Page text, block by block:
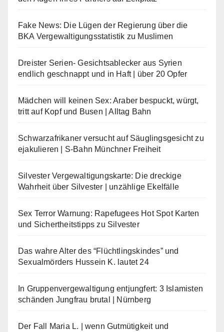
Fake News: Die Lügen der Regierung über die
BKA Vergewaltigungsstatistik zu Muslimen
Dreister Serien- Gesichtsablecker aus Syrien
endlich geschnappt und in Haft | über 20 Opfer
Mädchen will keinen Sex: Araber bespuckt, würgt,
tritt auf Kopf und Busen | Alltag Bahn
Schwarzafrikaner versucht auf Säuglingsgesicht zu
ejakulieren | S-Bahn Münchner Freiheit
Silvester Vergewaltigungskarte: Die dreckige
Wahrheit über Silvester | unzählige Ekelfälle
Sex Terror Warnung: Rapefugees Hot Spot Karten
und Sichertheitstipps zu Silvester
Das wahre Alter des “Flüchtlingskindes” und
Sexualmörders Hussein K. lautet 24
In Gruppenvergewaltigung entjungfert: 3 Islamisten
schänden Jungfrau brutal | Nürnberg
Der Fall Maria L. | wenn Gutmütigkeit und